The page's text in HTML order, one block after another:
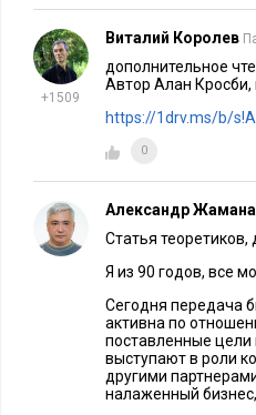
Случается, что основатель
подавляет будущего
волевым решением
ума – совершенно особое
способностей к
принципе.
Поэтому те владельцы,
всей серьезностью
чтобы наследник мог
подход максимально
Executive.ru:А как быть,
помощь? Есть ли практика
В таких случаях
+1509
Виталий Королев
дополнительное
Автор Алан Кросби,
https://1drv.ms/b/
0
Александр
Статья теоретиков,
Я из 90 годов, все
Сегодня передача
активна по
поставленные
выступают в роли
другими
налаженный